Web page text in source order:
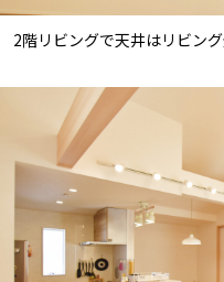
2階リビングで天井はリビン